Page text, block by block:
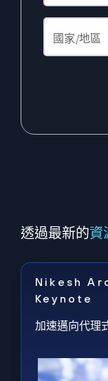
透過最新的資
Nikesh
Keynote
加速邁向代理